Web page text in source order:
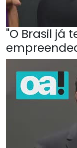
"O Brasil já